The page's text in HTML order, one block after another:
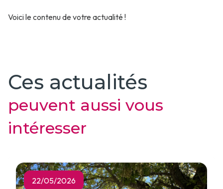
Voici le contenu de votre actualité !
Ces actualités
peuvent aussi vous
intéresser
22/05/2026